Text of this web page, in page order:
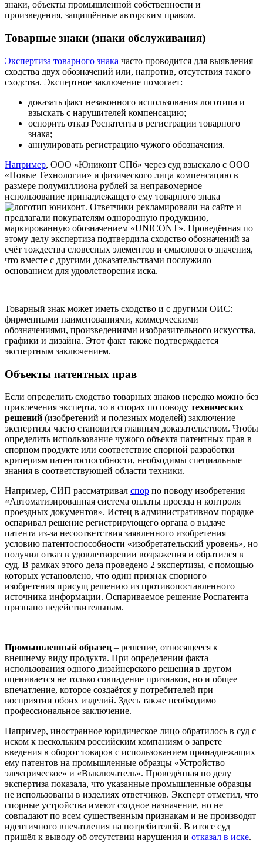
знаки, объекты промышленной собственности и
произведения, защищённые авторским правом.
Товарные знаки (знаки обслуживания)
Экспертиза товарного знака часто проводится для выявления
сходства двух обозначений или, напротив, отсутствия такого
сходства. Экспертное заключение помогает:
доказать факт незаконного использования логотипа и
взыскать с нарушителей компенсацию;
оспорить отказ Роспатента в регистрации товарного
знака;
аннулировать регистрацию чужого обозначения.
Например, ООО «Юниконт СПб» через суд взыскало с ООО
«Новые Технологии» и физического лица компенсацию в
размере полумиллиона рублей за неправомерное
использование принадлежащего ему товарного знака
. Ответчики рекламировали на сайте и
предлагали покупателям однородную продукцию,
маркированную обозначением «UNICONT». Проведённая по
этому делу экспертиза подтвердила сходство обозначений за
счёт тождества словесных элементов и смыслового значения,
что вместе с другими доказательствами послужило
основанием для удовлетворения иска.
Товарный знак может иметь сходство и с другими ОИС:
фирменными наименованиями, коммерческими
обозначениями, произведениями изобразительного искусства,
графики и дизайна. Этот факт также подтверждается
экспертным заключением.
Объекты патентных прав
Если определить сходство товарных знаков нередко можно без
привлечения эксперта, то в спорах по поводу технических
решений (изобретений и полезных моделей) заключение
экспертизы часто становится главным доказательством. Чтобы
определить использование чужого объекта патентных прав в
спорном продукте или соответствие спорной разработки
критериям патентоспособности, необходимы специальные
знания в соответствующей области техники.
Например, СИП рассматривал спор по поводу изобретения
«Автоматизированная система оплаты проезда и контроля
проездных документов». Истец в административном порядке
оспаривал решение регистрирующего органа о выдаче
патента из-за несоответствия заявленного изобретения
условию патентоспособности «изобретательский уровень», но
получил отказ в удовлетворении возражения и обратился в
суд. В рамках этого дела проведено 2 экспертизы, с помощью
которых установлено, что один признак спорного
изобретения присущ решению из противопоставленного
источника информации. Оспариваемое решение Роспатента
признано недействительным.
Промышленный образец – решение, относящееся к
внешнему виду продукта. При определении факта
использования одного дизайнерского решения в другом
оценивается не только совпадение признаков, но и общее
впечатление, которое создаётся у потребителей при
восприятии обоих изделий. Здесь также необходимо
профессиональное заключение.
Например, иностранное юридическое лицо обратилось в суд с
иском к нескольким российским компаниям о запрете
введения в оборот товаров с использованием принадлежащих
ему патентов на промышленные образцы «Устройство
электрическое» и «Выключатель». Проведённая по делу
экспертиза показала, что указанные промышленные образцы
не использованы в изделиях ответчиков. Эксперт отметил, что
спорные устройства имеют сходное назначение, но не
совпадают по всем существенным признакам и не производят
идентичного впечатления на потребителей. В итоге суд
пришёл к выводу об отсутствии нарушения и отказал в иске.